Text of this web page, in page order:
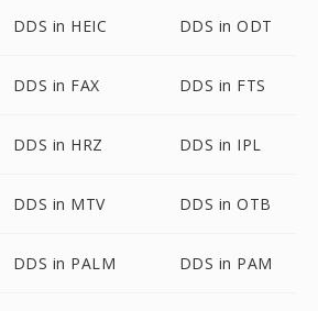
DDS in HEIC DDS in ODT
DDS in FAX DDS in FTS
DDS in HRZ DDS in IPL
DDS in MTV DDS in OTB
DDS in PALM DDS in PAM